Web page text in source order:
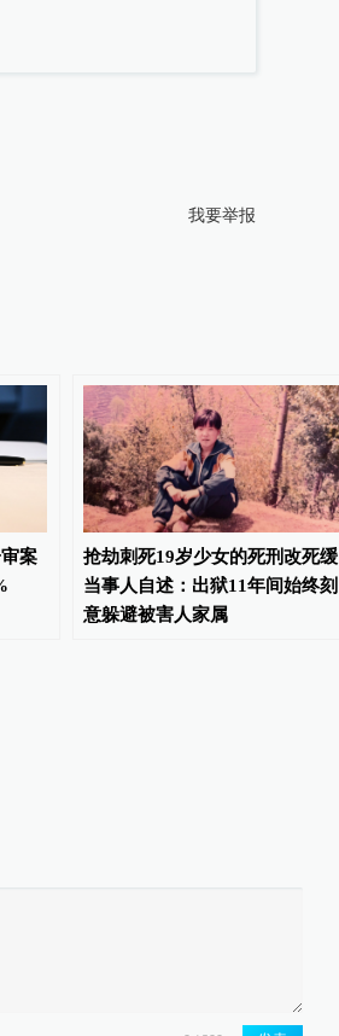
我要举报
案
抢劫刺死19岁少女的死刑改死缓
当事人自述：出狱11年间始终刻
意躲避被害人家属